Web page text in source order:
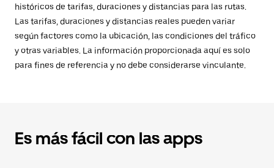
históricos de tarifas, duraciones y distancias para las rutas.
Las tarifas, duraciones y distancias reales pueden variar
según factores como la ubicación, las condiciones del tráfico
y otras variables. La información proporcionada aquí es solo
para fines de referencia y no debe considerarse vinculante.
Es más fácil con las apps